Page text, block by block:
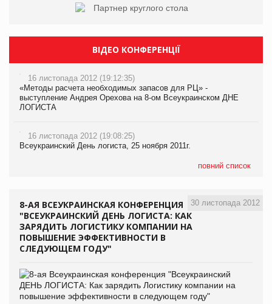
ВІДЕО КОНФЕРЕНЦІЇ
16 листопада 2012 (19:12:35)
«Методы расчета необходимых запасов для РЦ» -
выступление Андрея Орехова на 8-ом Всеукраинском ДНЕ
ЛОГИСТА
16 листопада 2012 (19:08:25)
Всеукраинский День логиста, 25 ноября 2011г.
повний список
30 листопада 2012
8-АЯ ВСЕУКРАИНСКАЯ КОНФЕРЕНЦИЯ
"ВСЕУКРАИНСКИЙ ДЕНЬ ЛОГИСТА: КАК
ЗАРЯДИТЬ ЛОГИСТИКУ КОМПАНИИ НА
ПОВЫШЕНИЕ ЭФФЕКТИВНОСТИ В
СЛЕДУЮЩЕМ ГОДУ"